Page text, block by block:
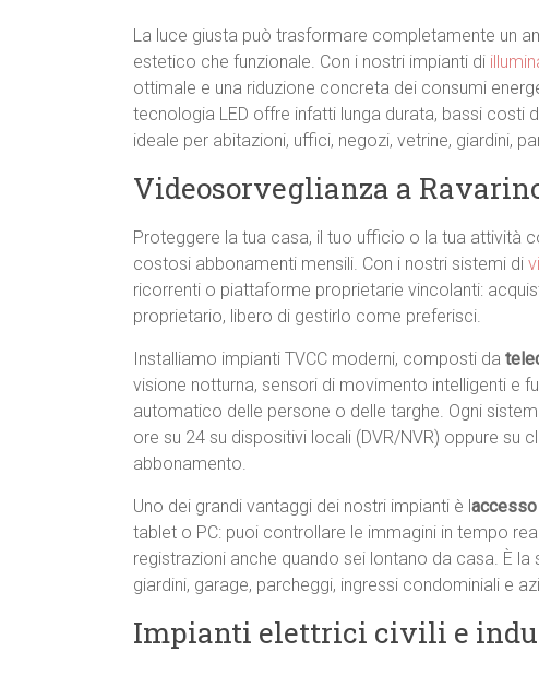
La luce giusta può trasformare completamente un
estetico che funzionale. Con i nostri impianti di
ottimale e una riduzione concreta dei consumi
tecnologia LED offre infatti lunga durata, bassi costi
ideale per abitazioni, uffici, negozi, vetrine, giardini,
Videosorveglianza a
Proteggere la tua casa, il tuo ufficio o la tua attività
costosi abbonamenti mensili. Con i nostri sistemi di
ricorrenti o piattaforme proprietarie vincolanti:
proprietario, libero di gestirlo come preferisci.
Installiamo impianti TVCC moderni, composti da
visione notturna, sensori di movimento intelligenti e
automatico delle persone o delle targhe. Ogni
ore su 24 su dispositivi locali (DVR/NVR) oppure su
abbonamento.
Uno dei grandi vantaggi dei nostri impianti è l
tablet o PC: puoi controllare le immagini in tempo
registrazioni anche quando sei lontano da casa. È
giardini, garage, parcheggi, ingressi condominiali e
Impianti elettrici civili e